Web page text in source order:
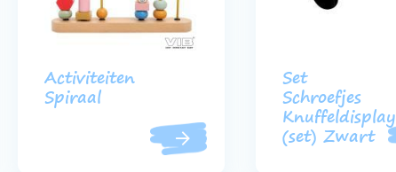
Activiteiten
Spiraal
Set
Schroefjes
Knuffeldisplay
(set) Zwart